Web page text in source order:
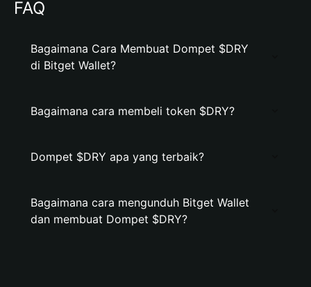
FAQ
Bagaimana Cara Membuat Dompet $DRY
di Bitget Wallet?
Bagaimana cara membeli token $DRY?
Dompet $DRY apa yang terbaik?
Bagaimana cara mengunduh Bitget Wallet
dan membuat Dompet $DRY?